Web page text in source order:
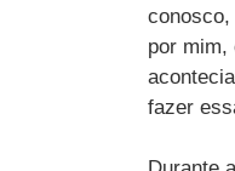
conosco,
por mim,
fazer